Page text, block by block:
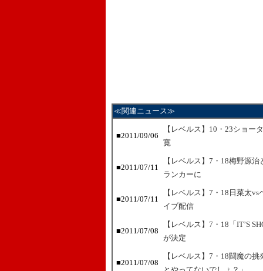
≪関連ニュース≫
■2011/09/06
【レベルス】10・23ショー
寛
■2011/07/11
【レベルス】7・18梅野源
ランカーに
■2011/07/11
【レベルス】7・18日菜太
イブ配信
■2011/07/08
【レベルス】7・18「IT’S
が決定
■2011/07/08
【レベルス】7・18闘魔の